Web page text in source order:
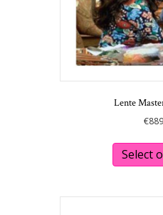
Lente
€
Select